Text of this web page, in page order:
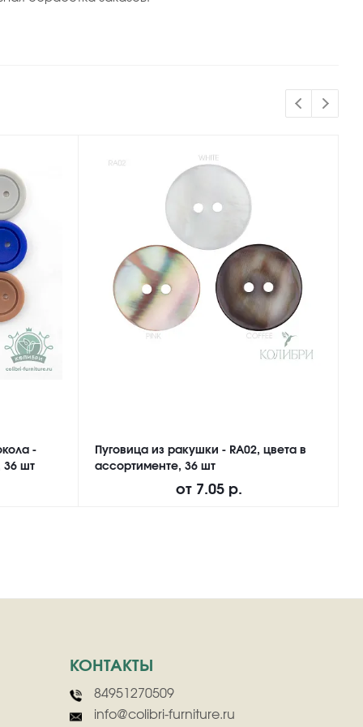
-
36 шт
Пуговица из ракушки - RA02, цвета в
ассортименте, 36 шт
от 7.05 р.
КОНТАКТЫ
84951270509
info@colibri-furniture.ru